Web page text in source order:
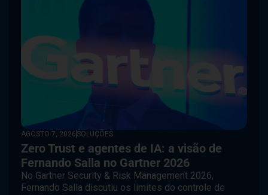
AGOSTO 7, 2026 SOLUÇÕES
Zero Trust e agentes de IA: a visão de
Fernando Salla no Gartner 2026
No Gartner Security & Risk Management 2026,
Fernando Salla discutiu os limites do controle de